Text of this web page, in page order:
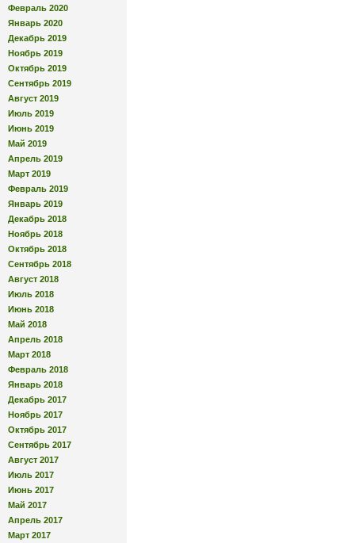
Февраль 2020
Январь 2020
Декабрь 2019
Ноябрь 2019
Октябрь 2019
Сентябрь 2019
Август 2019
Июль 2019
Июнь 2019
Май 2019
Апрель 2019
Март 2019
Февраль 2019
Январь 2019
Декабрь 2018
Ноябрь 2018
Октябрь 2018
Сентябрь 2018
Август 2018
Июль 2018
Июнь 2018
Май 2018
Апрель 2018
Март 2018
Февраль 2018
Январь 2018
Декабрь 2017
Ноябрь 2017
Октябрь 2017
Сентябрь 2017
Август 2017
Июль 2017
Июнь 2017
Май 2017
Апрель 2017
Март 2017